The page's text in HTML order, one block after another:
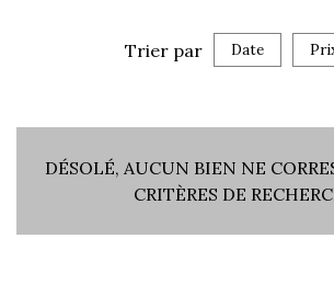
Trier par Date
DÉSOLÉ, AUCUN BIEN NE
CRITÈRES DE